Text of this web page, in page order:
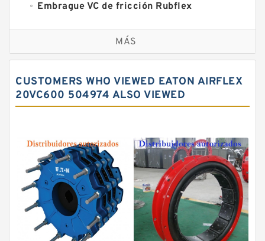
Embrague VC de fricción Rubflex
Embragues y frenos VC
MÁS
CUSTOMERS WHO VIEWED EATON AIRFLEX
20VC600 504974 ALSO VIEWED